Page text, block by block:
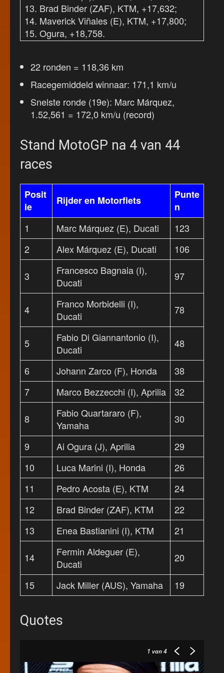
13. Brad Binder (ZAF), KTM, +17,632;
14. Maverick Viñales (E), KTM, +17,800;
15. Ogura, +18,758.
22 ronden = 118,36 km
Racegemiddeld winnaar: 171,1 km/u
Snelste ronde (19e): Marc Márquez,
1.52,561 = 172,0 km/u (record)
Stand MotoGP na 4 van 44
races
Posit
ie
Rijder en Motorfiets
Punte
n
1
Marc Márquez (E), Ducati
123
2
Alex Márquez (E), Ducati 106
3
Francesco Bagnaia (I),
Ducati
97
4
Franco Morbidelli (I),
Ducati
78
5
Fabio Di Giannantonio (I),
Ducati
48
6 Johann Zarco (F), Honda
38
7
Marco Bezzecchi (I), Aprilia 32
8
Fabio Quartararo (F),
Yamaha
30
9 Ai Ogura (J), Aprilia
29
10
Luca Marini (I), Honda
26
11
Pedro Acosta (E), KTM
24
12
Brad Binder (ZAF), KTM
22
13
Enea Bastianini (I), KTM 21
14
Fermin Aldeguer (E),
Ducati
20
15 Jack Miller (AUS), Yamaha 19
Quotes
1 van 4